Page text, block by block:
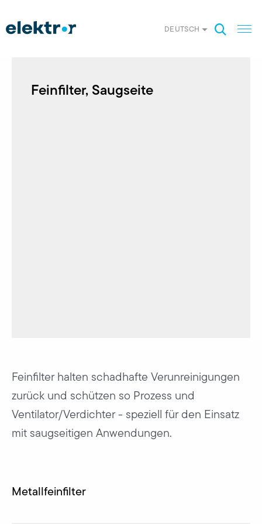
DEUTSCH
Feinfilter, Saugseite
Feinfilter halten schadhafte Verunreinigungen
zurück und schützen so Prozess und
Ventilator/Verdichter - speziell für den Einsatz
mit saugseitigen Anwendungen.
Metallfeinfilter